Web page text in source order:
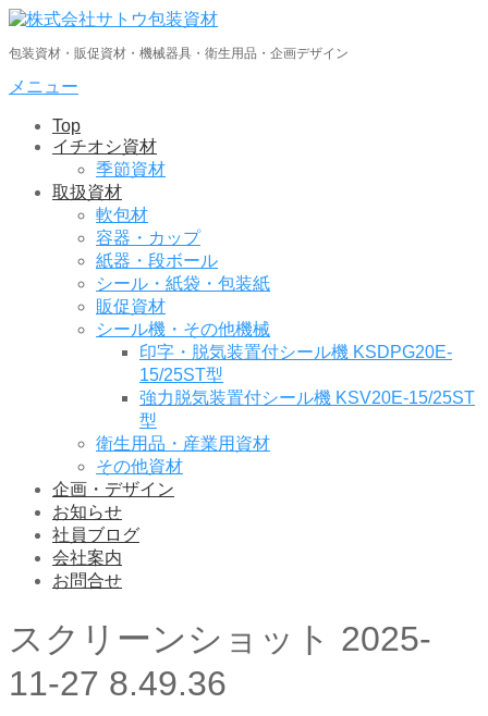
コ
テ
ン
包装資材・販促資材・機械器具・衛生用品・企画デザイン
メニュー
Top
イチオシ資材
季節資材
取扱資材
軟包材
容器・カップ
紙器・段ボール
シール・紙袋・包装紙
販促資材
シール機・その他機械
印字・脱気装置付シール機 KSDPG20E-
15/25ST型
強力脱気装置付シール機 KSV20E-15/25ST
型
衛生用品・産業用資材
その他資材
企画・デザイン
お知らせ
社員ブログ
会社案内
お問合せ
スクリーンショット 2025-
11-27 8.49.36